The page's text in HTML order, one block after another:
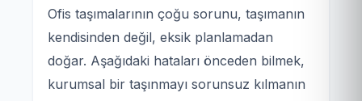
Ofis taşımalarının çoğu sorunu, taşımanın
kendisinden değil, eksik planlamadan
doğar. Aşağıdaki hataları önceden bilmek,
kurumsal bir taşınmayı sorunsuz kılmanın